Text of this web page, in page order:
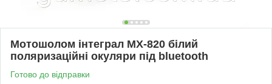
Мотошолом інтеграл MX-820 білий
поляризаційні окуляри під bluetooth
Готово до відправки